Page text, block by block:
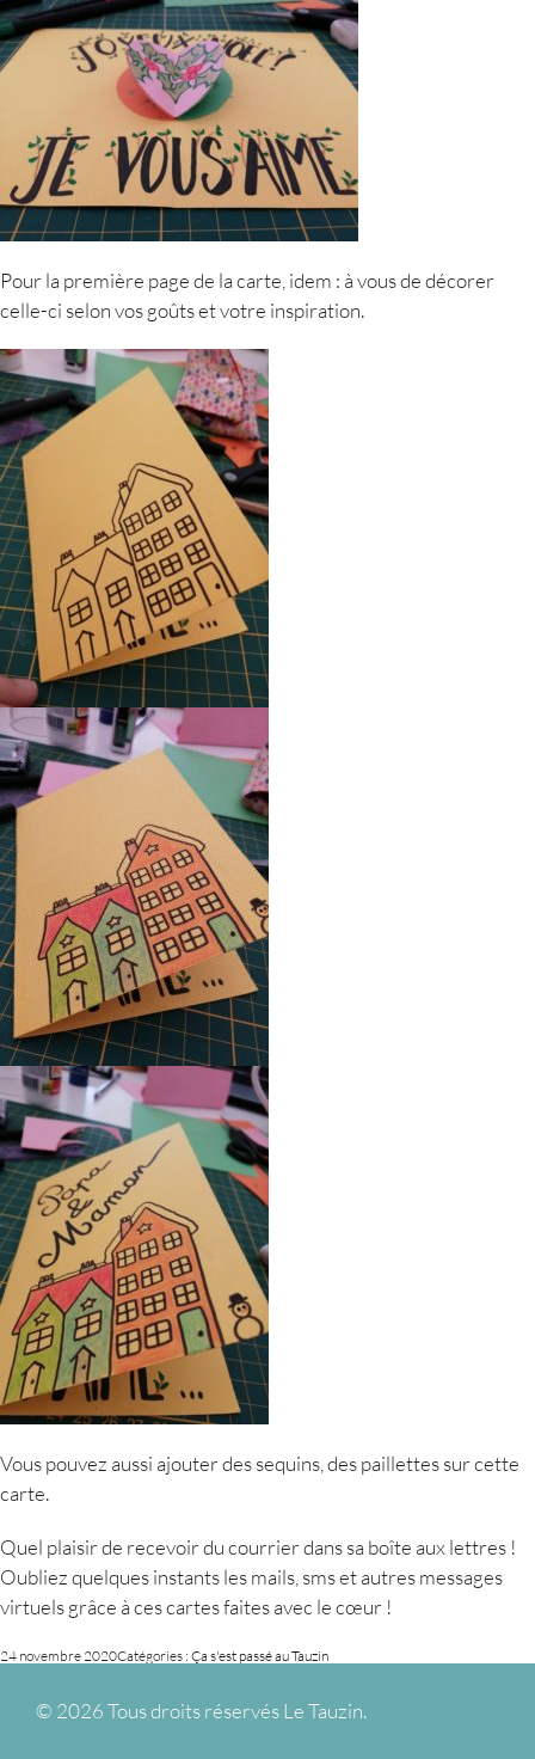
Pour la première page de la carte, idem : à vous de décorer
celle-ci selon vos goûts et votre inspiration.
Vous pouvez aussi ajouter des sequins, des paillettes sur cette
carte.
Quel plaisir de recevoir du courrier dans sa boîte aux lettres !
Oubliez quelques instants les mails, sms et autres messages
virtuels grâce à ces cartes faites avec le cœur !
24 novembre 2020Catégories : Ça s'est passé au Tauzin
© 2026 Tous droits réservés Le Tauzin.